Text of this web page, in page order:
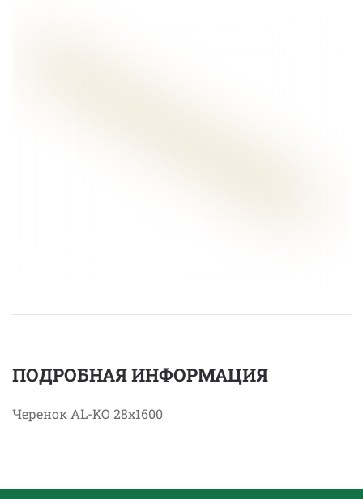
ПОДРОБНАЯ ИНФОРМАЦИЯ
Черенок AL-KO 28х1600